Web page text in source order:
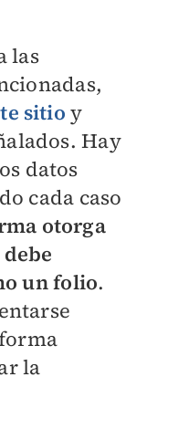
las
sitioy
Hay
datos
cada caso
otorga
un folio.
la